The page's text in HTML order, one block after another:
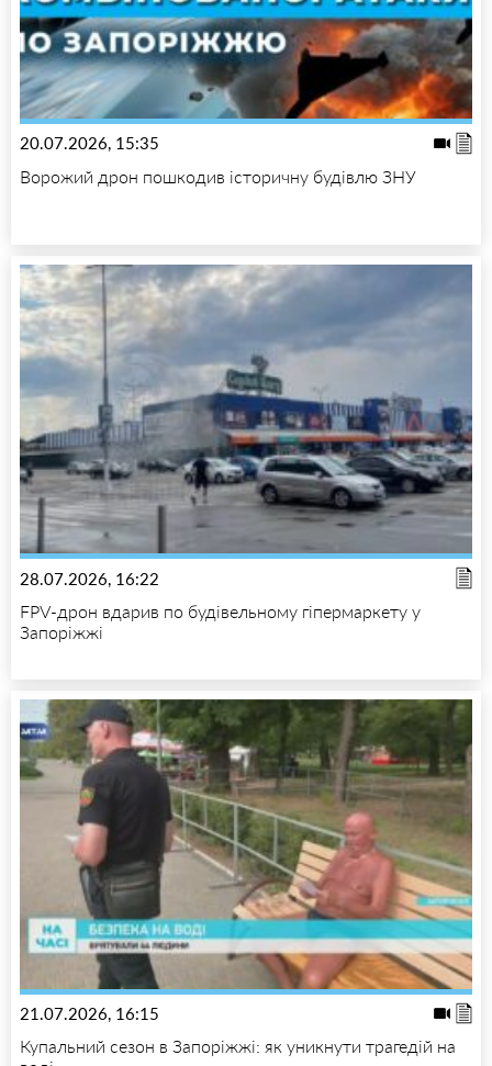
20.07.2026, 15:35
Ворожий дрон пошкодив історичну будівлю ЗНУ
28.07.2026, 16:22
FPV-дрон вдарив по будівельному гіпермаркету у
Запоріжжі
21.07.2026, 16:15
Купальний сезон в Запоріжжі: як уникнути трагедій на